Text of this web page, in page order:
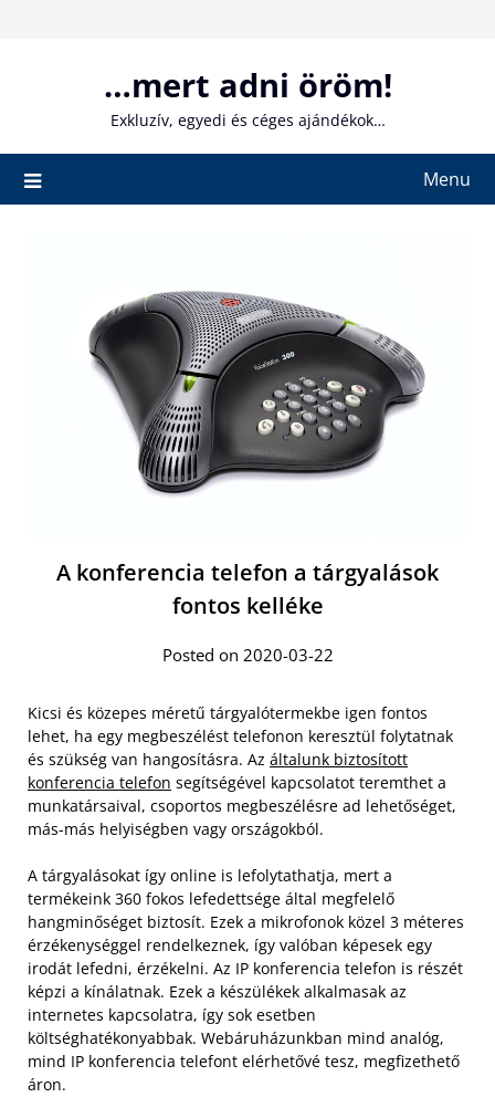
…mert adni öröm!
Exkluzív, egyedi és céges ajándékok…
Menu
A konferencia telefon a tárgyalások
fontos kelléke
Posted on 2020-03-22
Kicsi és közepes méretű tárgyalótermekbe igen fontos
lehet, ha egy megbeszélést telefonon keresztül folytatnak
és szükség van hangosításra. Az általunk biztosított
konferencia telefon segítségével kapcsolatot teremthet a
munkatársaival, csoportos megbeszélésre ad lehetőséget,
más-más helyiségben vagy országokból.
A tárgyalásokat így online is lefolytathatja, mert a
termékeink 360 fokos lefedettsége által megfelelő
hangminőséget biztosít. Ezek a mikrofonok közel 3 méteres
érzékenységgel rendelkeznek, így valóban képesek egy
irodát lefedni, érzékelni. Az IP konferencia telefon is részét
képzi a kínálatnak. Ezek a készülékek alkalmasak az
internetes kapcsolatra, így sok esetben
költséghatékonyabbak. Webáruházunkban mind analóg,
mind IP konferencia telefont elérhetővé tesz, megfizethető
áron.